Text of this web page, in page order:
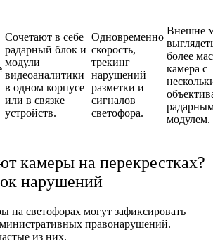
Сочетают в себе
радарный блок и
модули
видеоаналитики
в одном корпусе
или в связке
устройств.
Одновременно
скорость,
трекинг
нарушений
разметки и
сигналов
светофора.
Внешне
более
камера с
модулем.
камеры на перекрестках?
нарушений
на светофорах могут зафиксировать
правонарушений.
из них.